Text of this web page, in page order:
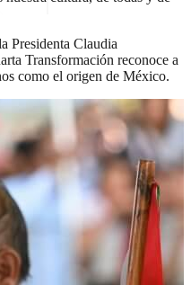
Presidenta Claudia
Transformación reconoce a
como el origen de México.